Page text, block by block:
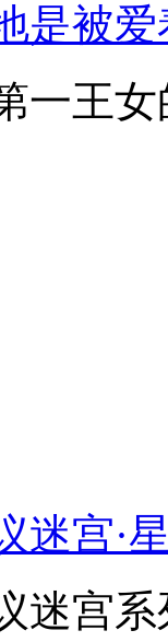
是被
一王女
迷宫·
迷宫系